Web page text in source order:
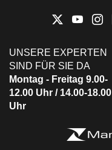
UNSERE EXPERTEN
SIND FÜR SIE DA
Montag - Freitag 9.00-
12.00 Uhr / 14.00-18.00
Uhr